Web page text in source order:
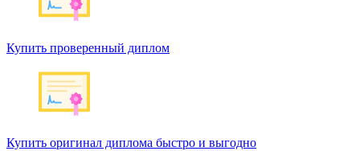
Купить проверенный диплом
Купить оригинал диплома быстро и выгодно